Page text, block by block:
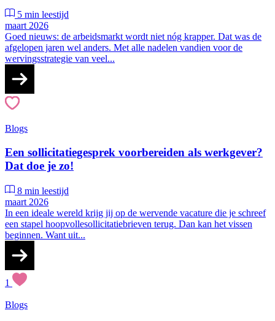
5 min leestijd
maart 2026
Goed nieuws: de arbeidsmarkt wordt niet nóg krapper. Dat was de
afgelopen jaren wel anders. Met alle nadelen vandien voor de
wervingsstrategie van veel...
Blogs
Een sollicitatiegesprek voorbereiden als werkgever?
Dat doe je zo!
8 min leestijd
maart 2026
In een ideale wereld krijg jij op de wervende vacature die je schreef
een stapel hoopvollesollicitatiebrieven terug. Dan kan het vissen
beginnen. Want uit...
1
Blogs